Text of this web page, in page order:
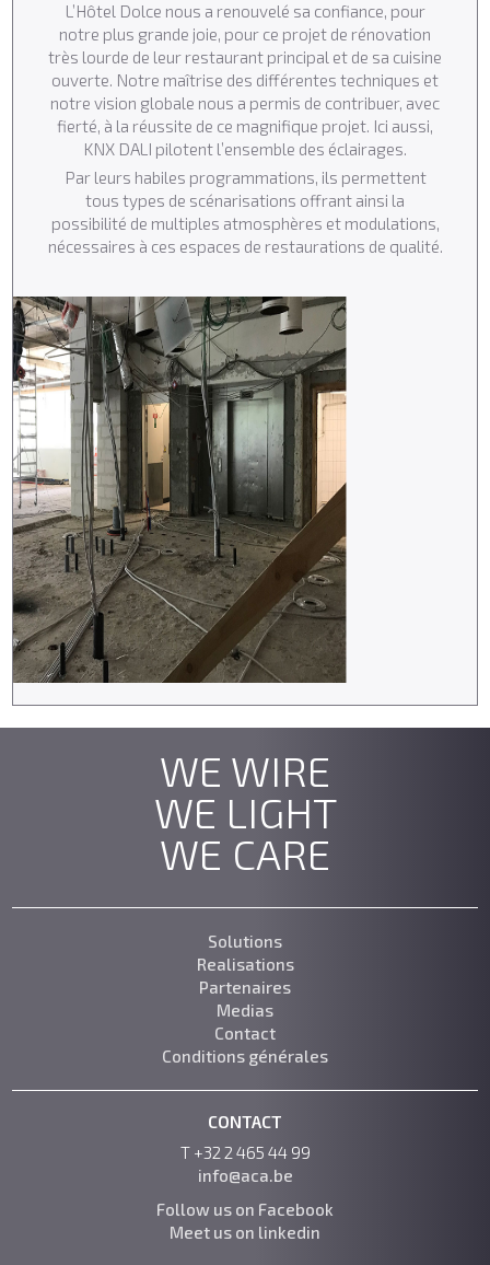
L’Hôtel Dolce nous a renouvelé sa confiance, pour
notre plus grande joie, pour ce projet de rénovation
très lourde de leur restaurant principal et de sa cuisine
ouverte. Notre maîtrise des différentes techniques et
notre vision globale nous a permis de contribuer, avec
fierté, à la réussite de ce magnifique projet. Ici aussi,
KNX DALI pilotent l’ensemble des éclairages.
Par leurs habiles programmations, ils permettent
tous types de scénarisations offrant ainsi la
possibilité de multiples atmosphères et modulations,
nécessaires à ces espaces de restaurations de qualité.
WE WIRE
WE LIGHT
WE CARE
Solutions
Realisations
Partenaires
Medias
Contact
Conditions générales
CONTACT
T +32 2 465 44 99
info@aca.be
Follow us on Facebook
Meet us on linkedin